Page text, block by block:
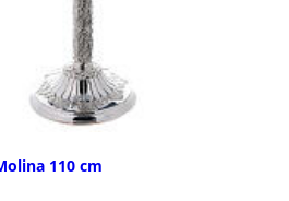
110 cm